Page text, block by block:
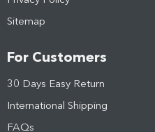
Sitemap
For Customers
30 Days Easy Return
International Shipping
FAQs